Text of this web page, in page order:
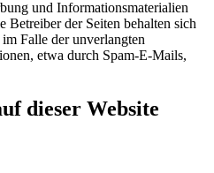
und Informationsmaterialien
der Seiten behalten sich
Falle der unverlangten
etwa durch Spam-E-Mails,
dieser Website